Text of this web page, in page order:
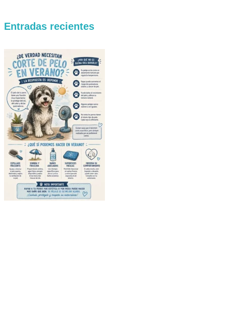
Entradas recientes